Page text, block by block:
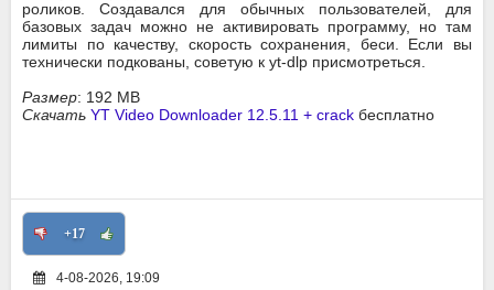
роликов. Создавался для обычных пользователей, для
базовых задач можно не активировать программу, но там
лимиты по качеству, скорость сохранения, беси. Если вы
технически подкованы, советую к yt-dlp присмотреться.
Размер: 192 MB
Скачать YT Video Downloader 12.5.11 + crack бесплатно
+17
4-08-2026, 19:09